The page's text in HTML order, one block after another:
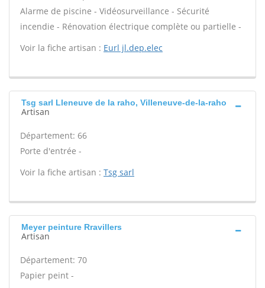
Alarme de piscine - Vidéosurveillance - Sécurité
incendie - Rénovation électrique complète ou partielle -
Voir la fiche artisan : Eurl jl.dep.elec
Tsg sarl Lleneuve de la raho, Villeneuve-de-la-raho
Artisan
Département: 66
Porte d'entrée -
Voir la fiche artisan : Tsg sarl
Meyer peinture Rravillers
Artisan
Département: 70
Papier peint -